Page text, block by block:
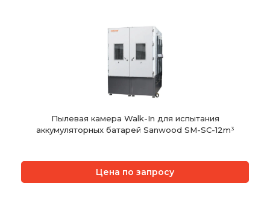
Пылевая камера Walk-In для испытания
аккумуляторных батарей Sanwood SM-SC-12m³
Цена по запросу